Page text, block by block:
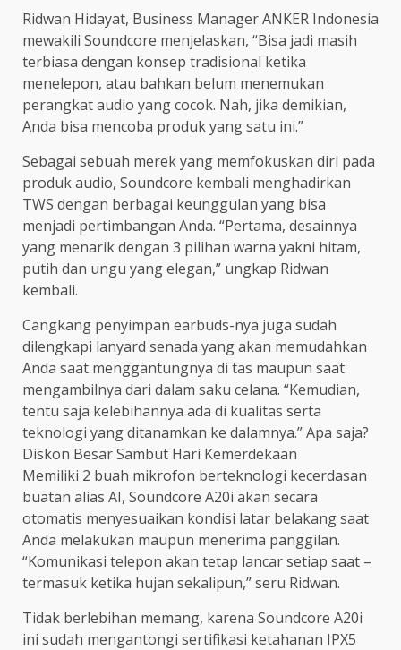
Ridwan Hidayat, Business Manager ANKER Indonesia
mewakili Soundcore menjelaskan, “Bisa jadi masih
terbiasa dengan konsep tradisional ketika
menelepon, atau bahkan belum menemukan
perangkat audio yang cocok. Nah, jika demikian,
Anda bisa mencoba produk yang satu ini.”
Sebagai sebuah merek yang memfokuskan diri pada
produk audio, Soundcore kembali menghadirkan
TWS dengan berbagai keunggulan yang bisa
menjadi pertimbangan Anda. “Pertama, desainnya
yang menarik dengan 3 pilihan warna yakni hitam,
putih dan ungu yang elegan,” ungkap Ridwan
kembali.
Cangkang penyimpan earbuds-nya juga sudah
dilengkapi lanyard senada yang akan memudahkan
Anda saat menggantungnya di tas maupun saat
mengambilnya dari dalam saku celana. “Kemudian,
tentu saja kelebihannya ada di kualitas serta
teknologi yang ditanamkan ke dalamnya.” Apa saja?
Diskon Besar Sambut Hari Kemerdekaan
Memiliki 2 buah mikrofon berteknologi kecerdasan
buatan alias AI, Soundcore A20i akan secara
otomatis menyesuaikan kondisi latar belakang saat
Anda melakukan maupun menerima panggilan.
“Komunikasi telepon akan tetap lancar setiap saat –
termasuk ketika hujan sekalipun,” seru Ridwan.
Tidak berlebihan memang, karena Soundcore A20i
ini sudah mengantongi sertifikasi ketahanan IPX5